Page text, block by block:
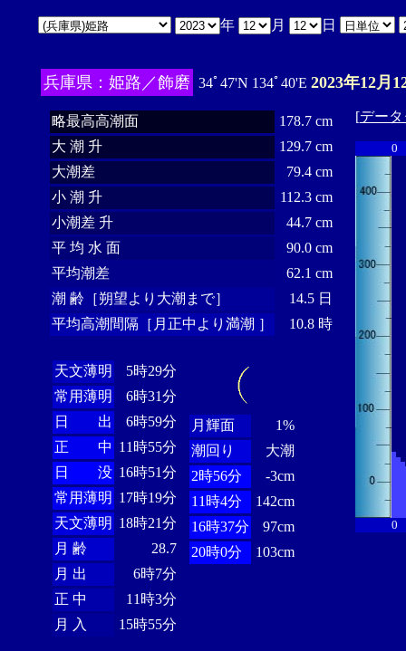
年 月 日
兵庫県：姫路／飾磨 34ﾟ47'N 134ﾟ40'E 2023年12月
略最高高潮面
178.7 cm
大 潮 升
129.7 cm
大潮差
79.4 cm
小 潮 升
112.3 cm
小潮差 升
44.7 cm
平 均 水 面
90.0 cm
平均潮差
62.1 cm
潮 齢［朔望より大潮まで］
14.5 日
平均高潮間隔［月正中より満潮 ］
10.8 時
天文薄明
5時29分
常用薄明
6時31分
日 出
6時59分
正 中 11時55分
日 没 16時51分
常用薄明 17時19分
天文薄明 18時21分
月 齢
28.7
月 出
6時7分
正 中
11時3分
月 入
15時55分
月輝面
1%
潮回り
大潮
2時56分
-3cm
11時4分
142cm
16時37分
97cm
20時0分
103cm
[デー
0
0